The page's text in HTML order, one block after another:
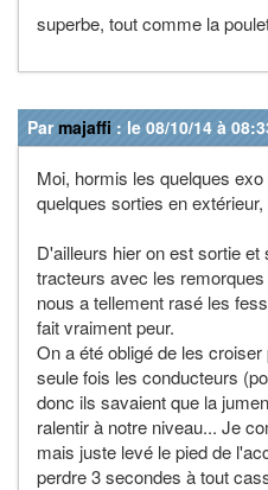
superbe, tout comme la
Parmajaffi : le 08/10/14 à
Moi, hormis les quelques
quelques sorties en
D'ailleurs hier on est sortie
tracteurs avec les
nous a tellement rasé les
fait vraiment peur.
On a été obligé de les
seule fois les conducteurs
donc ils savaient que la
ralentir à notre niveau... Je
mais juste levé le pied de
perdre 3 secondes à tout